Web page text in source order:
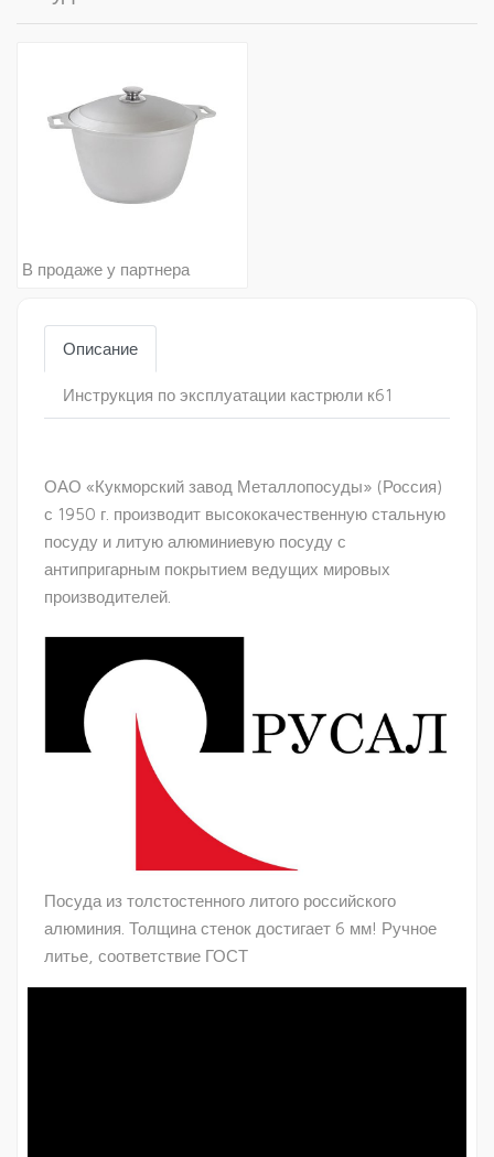
В продаже у партнера
Описание
Инструкция по эксплуатации кастрюли к61
ОАО «Кукморский завод Металлопосуды» (Россия)
с 1950 г. производит высококачественную стальную
посуду и литую алюминиевую посуду с
антипригарным покрытием ведущих мировых
производителей.
Посуда из толстостенного литого российского
алюминия. Толщина стенок достигает 6 мм! Ручное
литье, соответствие ГОСТ